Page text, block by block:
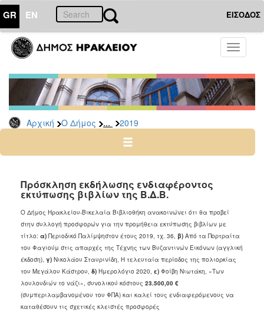
GR EN ΕΙΣΟΔΟΣ
Toggle
Αρχική Ο Δήμος ... 2019
ΔΗΜΟΣ
Διακηρύξεις
Δημοπρασίες
Αρχείο
2025
2023
2022
2021
2020
2019
2018
2017
Πρόσκληση εκδήλωσης ενδιαφέροντος
εκτύπωσης βιβλίων της Β.Δ.Β.
Ο Δήμος Ηρακλείου-Βικελαία Βιβλιοθήκη ανακοινώνει ότι θα προβεί
στην συλλογή προσφορών για την προμήθεια εκτύπωσης βιβλίων με
τίτλο: α) Περιοδικό Παλίμψηστον έτους 2019, τχ. 36, β) Από τα Πορτραίτα
του Φαγιούμ στις απαρχές της Τέχνης των Βυζαντινών Εικόνων (αγγλική
έκδοση), γ) Νικολάου Σταυρινίδη, Η τελευταία περίοδος της πολιορκίας
του Μεγάλου Κάστρου, δ) Ημερολόγιο 2020, ε) Φοίβη Νιωτάκη, «Των
λουλουδιών το νάζι», συνολικού κόστους 23.500,00 €
(συμπεριλαμβανομένου του ΦΠΑ) και καλεί τους ενδιαφερόμενους να
καταθέσουν τις σχετικές κλειστές προσφορές